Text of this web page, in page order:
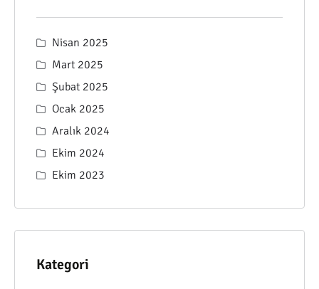
Nisan 2025
Mart 2025
Şubat 2025
Ocak 2025
Aralık 2024
Ekim 2024
Ekim 2023
Kategori